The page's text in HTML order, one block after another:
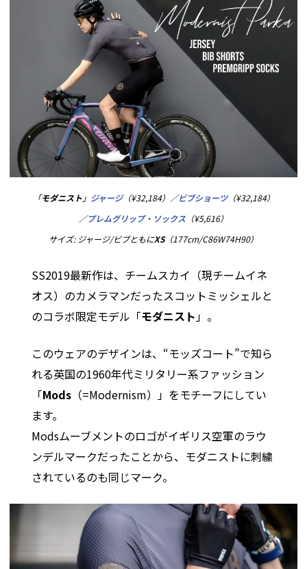
「モダニスト」 ジャージ（¥32,184）／ビブショーツ（¥32,184）
／プレムグリップ・ソックス （¥5,616）
サイズ: ジャージ/ビブともにXS（177cm/C86W74H90）
SS2019最新作は、チームスカイ（現チームイネ
オス）のカメラマンだったスコットミッシェルと
のコラボ限定モデル「モダニスト」。
このウェアのデザインは、“モッズコート”で知ら
れる英国の1960年代ミリタリー系ファッション
「Mods （=Modernism）」をモチーフにしてい
ます。
Modsムーブメントのロゴがイギリス空軍のラウ
ンデルマークだったことから、モダニストに刺繍
されているのも同じマーク。